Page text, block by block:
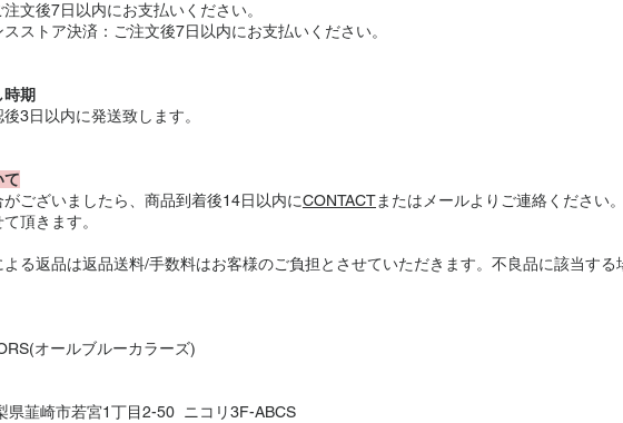
注文後7日以内にお支払いください。
スストア決済：ご注文後7日以内にお支払いください。
期
後3日以内に発送致します。
て
がございましたら、商品到着後14日以内にCONTACTまたはメールよりご連絡ください
頂きます。
よる返品は返品送料/手数料はお客様のご負担とさせていただきます。不良品に該当す
オールブルーカラーズ)
県韮崎市若宮1丁目2-50 ニコリ3F-ABCS